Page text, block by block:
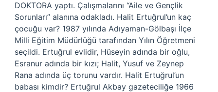
DOKTORA yaptı. Çalışmalarını “Aile ve Gençlik
Sorunları” alanına odakladı. Halit Ertuğrul’un kaç
çocuğu var? 1987 yılında Adıyaman-Gölbaşı İlçe
Milli Eğitim Müdürlüğü tarafından Yılın Öğretmeni
seçildi. Ertuğrul evlidir, Hüseyin adında bir oğlu,
Esranur adında bir kızı; Halit, Yusuf ve Zeynep
Rana adında üç torunu vardır. Halit Ertuğrul’un
babası kimdir? Ertuğrul Akbay gazeteciliğe 1966